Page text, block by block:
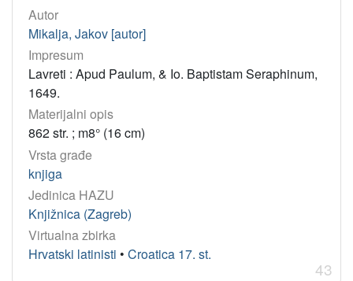
Autor
Mikalja, Jakov [autor]
Impresum
Lavreti : Apud Paulum, & Io. Baptistam Seraphinum,
1649.
Materijalni opis
862 str. ; m8° (16 cm)
Vrsta građe
knjiga
Jedinica HAZU
Knjižnica (Zagreb)
Virtualna zbirka
Hrvatski latinisti • Croatica 17. st.
43